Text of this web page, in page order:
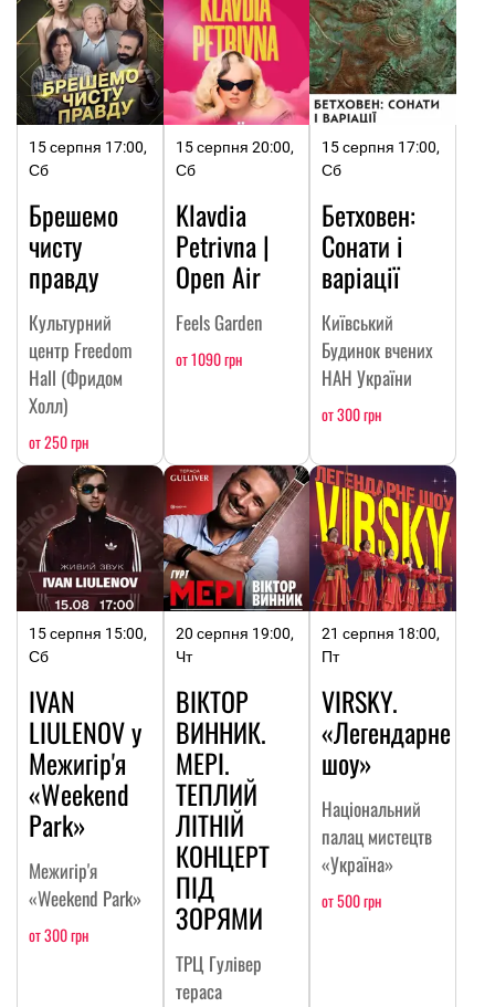
15 серпня 17:00,
Сб
Брешемо
чисту
правду
Культурний
центр Freedom
Hall (Фридом
Холл)
от 250 грн
15 серпня 20:00,
Сб
Klavdia
Petrivna |
Open Air
Feels Garden
от 1090 грн
15 серпня 17:00,
Сб
Бетховен:
Сонати і
варіації
Київський
Будинок вчених
НАН України
от 300 грн
15 серпня 15:00,
Сб
IVAN
LIULENOV у
Межигір'я
«Weekend
Park»
Межигір'я
«Weekend Park»
от 300 грн
20 серпня 19:00,
Чт
ВІКТОР
ВИННИК.
МЕРІ.
ТЕПЛИЙ
ЛІТНІЙ
КОНЦЕРТ
ПІД
ЗОРЯМИ
ТРЦ Гулівер
тераса
21 серпня 18:00,
Пт
VIRSKY.
«Легендарне
шоу»
Національний
палац мистецтв
«Україна»
от 500 грн